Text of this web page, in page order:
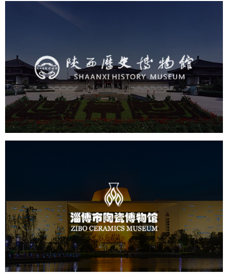
文化艺术 博物馆 智慧博物馆
博物馆网站建设
景区网站建设
淄博市陶瓷博物馆
文化艺术 博物馆 智慧博物馆
博物馆网站建设
景区网站建设